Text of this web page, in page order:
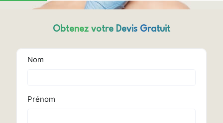
Obtenez votre Devis Gratuit